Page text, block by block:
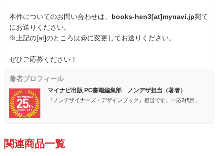
本件についてのお問い合わせは、 books-hen3[at]mynavi.jp宛て
にお送りください。
※上記の[at]のところは@に変更してお送りください。
ぜひご応募ください！
著者プロフィール
マイナビ出版 PC書籍編集部 ノンデザ担当（著者）
『ノンデザイナーズ・デザインブック』担当です。一応2代目。
関連商品一覧